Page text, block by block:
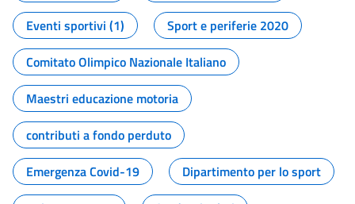
Eventi sportivi (1)
Sport e periferie 2020
Comitato Olimpico Nazionale Italiano
Maestri educazione motoria
contributi a fondo perduto
Emergenza Covid-19
Dipartimento per lo sport